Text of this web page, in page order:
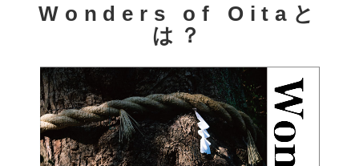
Wonders of Oitaと
は？